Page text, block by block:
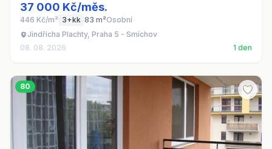
37 000 Kč/měs.
446 Kč/m² 3+kk 83 m²Osobní
Jindřicha Plachty, Praha 5 - Smíchov
08. 08. 2026
1 den
80